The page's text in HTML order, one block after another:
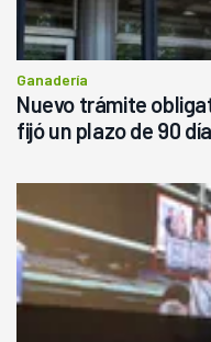
Ganadería
Nuevo trámite
fijó un plazo de 90